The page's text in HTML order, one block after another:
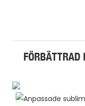
FÖRBÄTTRAD